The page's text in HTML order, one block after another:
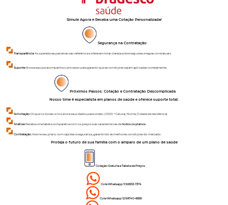
Simule Agora e Receba uma Cotação Personalizada!
Segurança na Contratação:
Transparência:As operadoras parceiras são referência e oferecem total clareza sobre reajustes e regras contratuais.
Suporte:Nossa equipe acompanha o processo para garantir que as condições sejam aplicadas corretamente.
Próximos Passos: Cotação e Contratação Descomplicada
Nosso time é especialista em planos de saúde e oferece suporte total:
Solicitação:Clique no botão e nos envie seus dados para cotato ( DDD + Celular, Nome, Cidade de residência)
Análise:Receba uma tabela comparativa com os preços e as características detodos os planos.
Contratação:Assine seu plano com rapidez e segurança, garantindo as melhores condições do mercado.
Proteja o futuro de sua família com o amparo de um plano de saúde
Cotação Gratuita e Tabela de Preços
Cote Whatsapp 11 9.9553-7374
Cote Whatsapp 12 9.9740-6958